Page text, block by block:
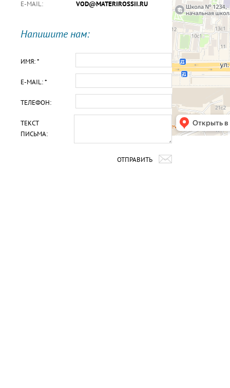
E-MAIL: VOD@MATERIROSSII.RU
Напишите нам:
ИМЯ: *
E-MAIL: *
ТЕЛЕФОН:
ТЕКСТ
ПИСЬМА:
ОТПРАВИТЬ